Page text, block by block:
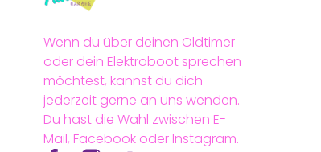
Wenn du über deinen Oldtimer
oder dein Elektroboot sprechen
möchtest, kannst du dich
jederzeit gerne an uns wenden.
Du hast die Wahl zwischen E-
Mail, Facebook oder Instagram.